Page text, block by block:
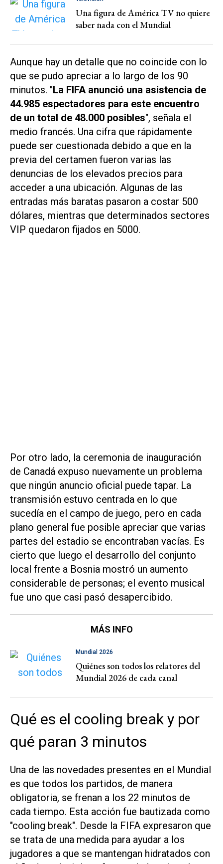
Una figura de América TV no quiere
saber nada con el Mundial
Aunque hay un detalle que no coincide con lo
que se pudo apreciar a lo largo de los 90
minutos. "La FIFA anunció una asistencia de
44.985 espectadores para este encuentro
de un total de 48.000 posibles", señala el
medio francés. Una cifra que rápidamente
puede ser cuestionada debido a que en la
previa del certamen fueron varias las
denuncias de los elevados precios para
acceder a una ubicación. Algunas de las
entradas más baratas pasaron a costar 500
dólares, mientras que determinados sectores
VIP quedaron fijados en 5000.
Por otro lado, la ceremonia de inauguración
de Canadá expuso nuevamente un problema
que ningún anuncio oficial puede tapar. La
transmisión estuvo centrada en lo que
sucedía en el campo de juego, pero en cada
plano general fue posible apreciar que varias
partes del estadio se encontraban vacías. Es
cierto que luego el desarrollo del conjunto
local frente a Bosnia mostró un aumento
considerable de personas; el evento musical
fue uno que casi pasó desapercibido.
MÁS INFO
Mundial 2026
Quiénes son todos los relatores del
Mundial 2026 de cada canal
Qué es el cooling break y por
qué paran 3 minutos
Una de las novedades presentes en el Mundial
es que todos los partidos, de manera
obligatoria, se frenan a los 22 minutos de
cada tiempo. Esta acción fue bautizada como
"cooling break". Desde la FIFA expresaron que
se trata de una medida para ayudar a los
jugadores a que se mantengan hidratados con